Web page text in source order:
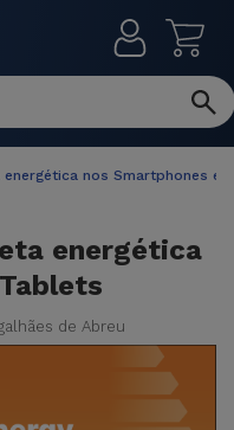
nos Smartphones e
energética
de Abreu